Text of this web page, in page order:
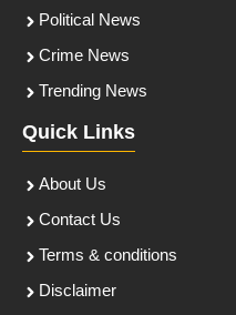
Political News
Crime News
Trending News
Quick Links
About Us
Contact Us
Terms & conditions
Disclaimer